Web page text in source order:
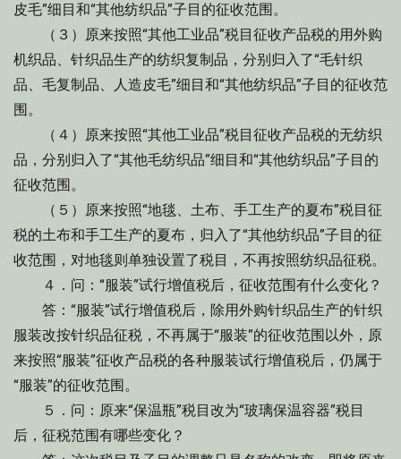
皮毛”细目和“其他纺织品”子目的征收范围。
（３）原来按照“其他工业品”税目征收产品税的用外购
机织品、针织品生产的纺织复制品，分别归入了“毛针织
品、毛复制品、人造皮毛”细目和“其他纺织品”子目的征收范
围。
（４）原来按照“其他工业品”税目征收产品税的无纺织
品，分别归入了“其他毛纺织品”细目和“其他纺织品”子目的
征收范围。
（５）原来按照“地毯、土布、手工生产的夏布”税目征
税的土布和手工生产的夏布，归入了“其他纺织品”子目的征
收范围，对地毯则单独设置了税目，不再按照纺织品征税。
４．问：“服装”试行增值税后，征收范围有什么变化？
答：“服装”试行增值税后，除用外购针织品生产的针织
服装改按针织品征税，不再属于“服装”的征收范围以外，原
来按照“服装”征收产品税的各种服装试行增值税后，仍属于
“服装”的征收范围。
５．问：原来“保温瓶”税目改为“玻璃保温容器”税目
后，征税范围有哪些变化？